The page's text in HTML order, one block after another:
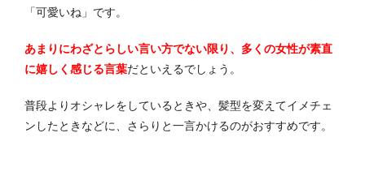
「可愛いね」です。
あまりにわざとらしい言い方でない限り、多くの女性が素直
に嬉しく感じる言葉だといえるでしょう。
普段よりオシャレをしているときや、髪型を変えてイメチェ
ンしたときなどに、さらりと一言かけるのがおすすめです。